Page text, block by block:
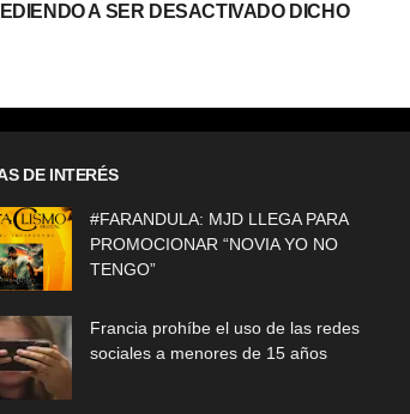
A SER DESACTIVADO DICHO
DE INTERÉS
#FARANDULA: MJD LLEGA PARA
PROMOCIONAR “NOVIA YO NO
TENGO”
Francia prohíbe el uso de las redes
sociales a menores de 15 años